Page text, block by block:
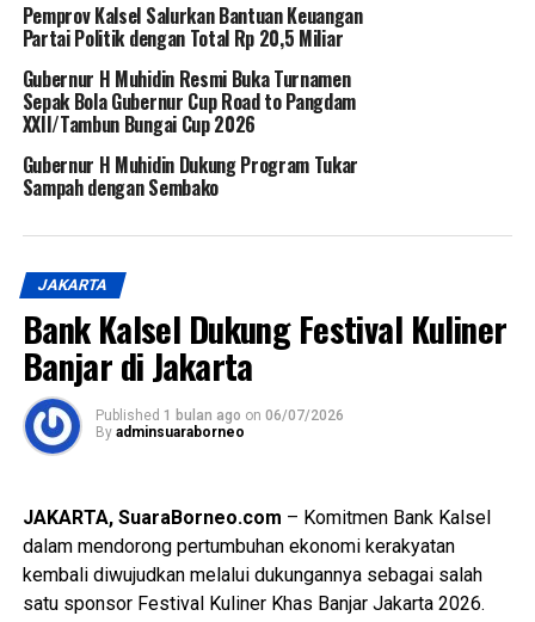
Pemprov Kalsel Salurkan Bantuan Keuangan
Partai Politik dengan Total Rp 20,5 Miliar
Gubernur H Muhidin Resmi Buka Turnamen
Sepak Bola Gubernur Cup Road to Pangdam
XXII/Tambun Bungai Cup 2026
Gubernur H Muhidin Dukung Program Tukar
Sampah dengan Sembako
JAKARTA
Bank Kalsel Dukung Festival Kuliner
Banjar di Jakarta
Published 1 bulan ago on 06/07/2026
By adminsuaraborneo
JAKARTA, SuaraBorneo.com – Komitmen Bank Kalsel
dalam mendorong pertumbuhan ekonomi kerakyatan
kembali diwujudkan melalui dukungannya sebagai salah
satu sponsor Festival Kuliner Khas Banjar Jakarta 2026.